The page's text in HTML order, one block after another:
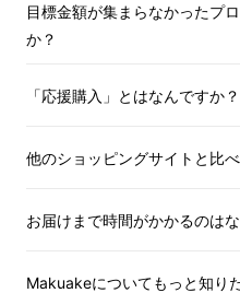
目標金額が集まらなかったプ
か？
「応援購入」とはなんですか？
他のショッピングサイトと比
お届けまで時間がかかるのは
Makuakeについてもっと知り